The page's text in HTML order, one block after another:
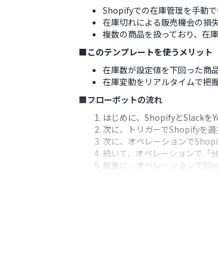
Shopifyでの在庫管理を手動
在庫切れによる販売機会の損
複数の商品を扱っており、在
■このテンプレートを使うメリット
在庫数が設定値を下回った商
在庫変動をリアルタイムで把
■フローボットの流れ
はじめに、ShopifyとSlackを
次に、トリガーでShopifyを
次に、オペレーションで
続いて、オペレーションで「
最後に、オペレーションで